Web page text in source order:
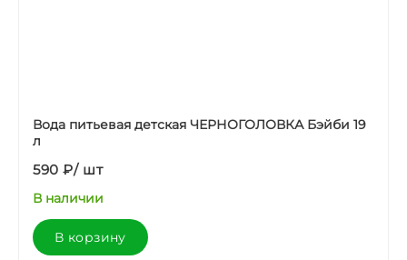
Вода питьевая детская ЧЕРНОГОЛОВКА Бэйби 19
л
590 ₽/ шт
В наличии
В корзину